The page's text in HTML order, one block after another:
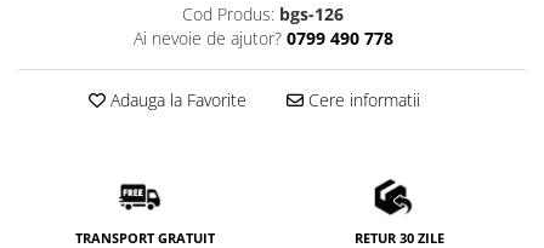
Cod Produs: bgs-126
Ai nevoie de ajutor? 0799 490 778
Adauga la Favorite Cere informatii
TRANSPORT GRATUIT RETUR 30 ZILE